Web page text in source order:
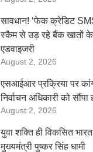
सावधान! ‘फेक क्रेडिट
स्कैम से उड़ रहे बैंक खातों के
एडवाइजरी
August 2, 2026
एसआईआर प्रक्रिया पर
निर्वाचन अधिकारी को सौंपा
August 2, 2026
युवा शक्ति ही विकसित
मुख्यमंत्री पुष्कर सिंह धामी